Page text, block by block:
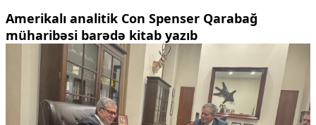
Amerikalı analitik Con Spenser Qarabağ
müharibəsi barədə kitab yazıb